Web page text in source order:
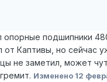
опорные подшипники
Каптивы, но сейчас
не заметил, может
Изменено 12